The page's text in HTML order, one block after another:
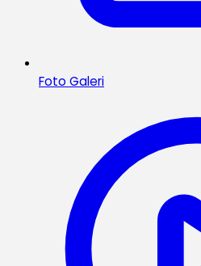
Foto Galeri